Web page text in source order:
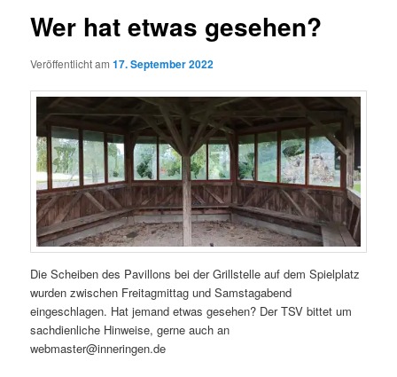
Wer hat etwas gesehen?
Veröffentlicht am17. September 2022
Die Scheiben des Pavillons bei der Grillstelle auf dem Spielplatz
wurden zwischen Freitagmittag und Samstagabend
eingeschlagen. Hat jemand etwas gesehen? Der TSV bittet um
sachdienliche Hinweise, gerne auch an
webmaster@inneringen.de